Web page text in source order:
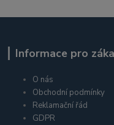
Informace pro
O nás
Obchodní podmínky
Reklamační řád
GDPR